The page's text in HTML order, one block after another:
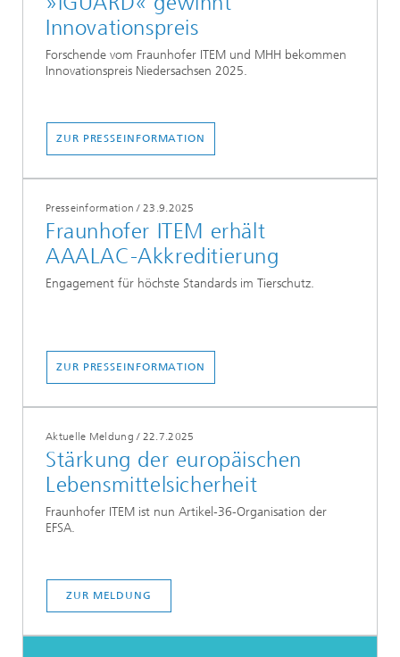
Innovationspreis
Forschende vom Fraunhofer ITEM und MHH bekommen
Innovationspreis Niedersachsen 2025.
ZUR PRESSEINFORMATION
Presseinformation / 23.9.2025
Fraunhofer ITEM erhält
AAALAC-Akkreditierung
Engagement für höchste Standards im Tierschutz.
ZUR PRESSEINFORMATION
Aktuelle Meldung/ 22.7.2025
Stärkung der europäischen
Lebensmittelsicherheit
Fraunhofer ITEM ist nun Artikel-36-Organisation der
EFSA.
ZUR MELDUNG